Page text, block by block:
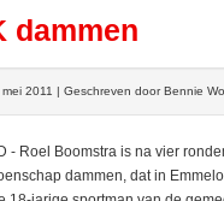
dammen
2011 | Geschreven door Bennie
- Roel Boomstra is na vier
dammen, dat in